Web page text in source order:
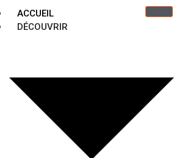
ACCUEIL
DÉCOUVRIR